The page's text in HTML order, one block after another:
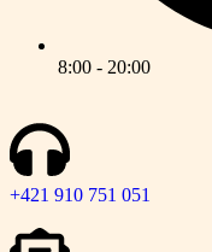
8:00 - 20:00
+421 910 751 051